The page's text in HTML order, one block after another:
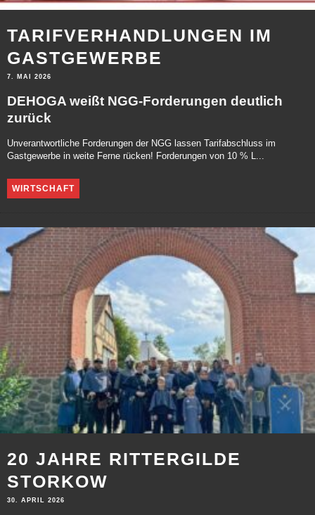
TARIFVERHANDLUNGEN IM
GASTGEWERBE
7. MAI 2026
DEHOGA weißt NGG-Forderungen deutlich
zurück
Unverantwortliche Forderungen der NGG lassen Tarifabschluss im
Gastgewerbe in weite Ferne rücken! Forderungen von 10 % L...
WIRTSCHAFT
20 JAHRE RITTERGILDE
STORKOW
30. APRIL 2026